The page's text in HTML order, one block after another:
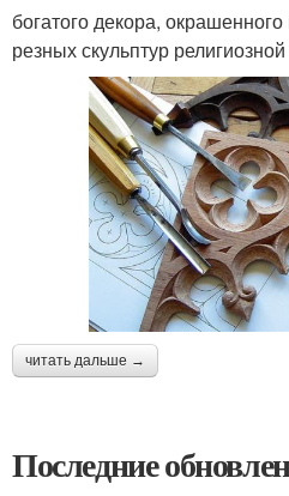
богатого декора,
резных скульптур
читать дальше →
Последние